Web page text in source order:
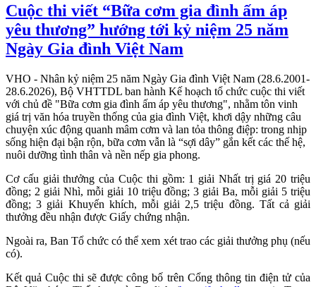
Cuộc thi viết “Bữa cơm gia đình ấm áp
yêu thương” hướng tới kỷ niệm 25 năm
Ngày Gia đình Việt Nam
VHO - Nhân kỷ niệm 25 năm Ngày Gia đình Việt Nam (28.6.2001-
28.6.2026), Bộ VHTTDL ban hành Kế hoạch tổ chức cuộc thi viết
với chủ đề "Bữa cơm gia đình ấm áp yêu thương", nhằm tôn vinh
giá trị văn hóa truyền thống của gia đình Việt, khơi dậy những câu
chuyện xúc động quanh mâm cơm và lan tỏa thông điệp: trong nhịp
sống hiện đại bận rộn, bữa cơm vẫn là “sợi dây” gắn kết các thế hệ,
nuôi dưỡng tình thân và nền nếp gia phong.
Cơ cấu giải thưởng của Cuộc thi gồm: 1 giải Nhất trị giá 20 triệu
đồng; 2 giải Nhì, mỗi giải 10 triệu đồng; 3 giải Ba, mỗi giải 5 triệu
đồng; 3 giải Khuyến khích, mỗi giải 2,5 triệu đồng. Tất cả giải
thưởng đều nhận được Giấy chứng nhận.
Ngoài ra, Ban Tổ chức có thể xem xét trao các giải thưởng phụ (nếu
có).
Kết quả Cuộc thi sẽ được công bố trên Cổng thông tin điện tử của